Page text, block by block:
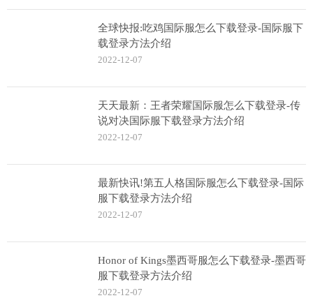
全球快报:吃鸡国际服怎么下载登录-国际服下
载登录方法介绍
2022-12-07
天天最新：王者荣耀国际服怎么下载登录-传
说对决国际服下载登录方法介绍
2022-12-07
最新快讯!第五人格国际服怎么下载登录-国际
服下载登录方法介绍
2022-12-07
Honor of Kings墨西哥服怎么下载登录-墨西哥
服下载登录方法介绍
2022-12-07